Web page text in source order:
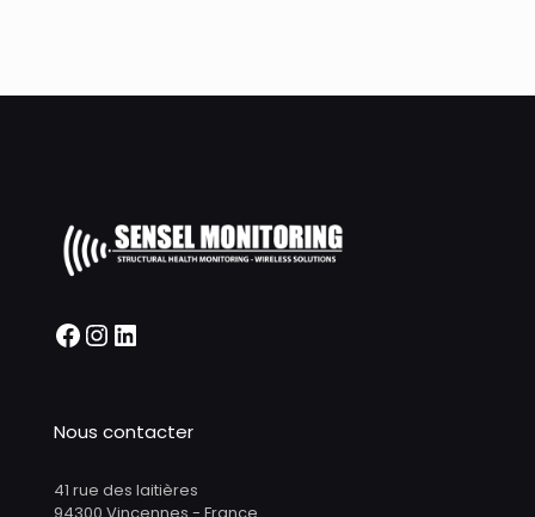
Nous contacter
41 rue des laitières
94300 Vincennes - France